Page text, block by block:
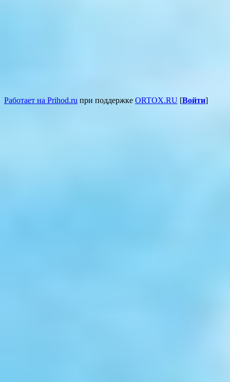
Работает на Prihod.ru при поддержке ORTOX.RU [Войти]